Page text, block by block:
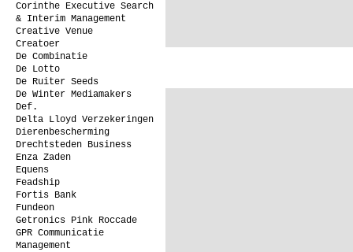
Corinthe Executive Search
& Interim Management
Creative Venue
Creatoer
De Combinatie
De Lotto
De Ruiter Seeds
De Winter Mediamakers
Def.
Delta Lloyd Verzekeringen
Dierenbescherming
Drechtsteden Business
Enza Zaden
Equens
Feadship
Fortis Bank
Fundeon
Getronics Pink Roccade
GPR Communicatie
Management